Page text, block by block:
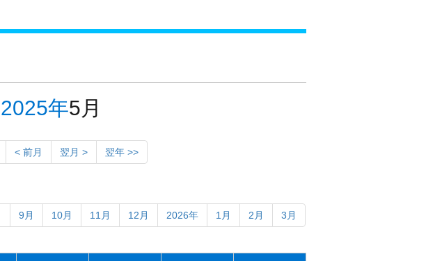
2025年5月
< 前月 翌月 > 翌年 >>
9月 10月 11月 12月 2026年 1月 2月 3月